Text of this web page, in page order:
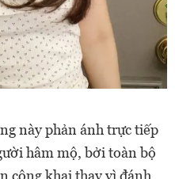
này phản ánh trực tiếp
hâm mộ, bởi toàn bộ
công khai thay vì đánh